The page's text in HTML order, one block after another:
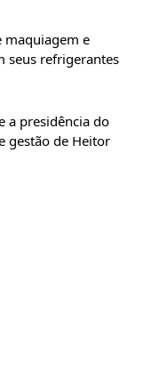
maquiagem e
seus refrigerantes
a presidência do
gestão de Heitor